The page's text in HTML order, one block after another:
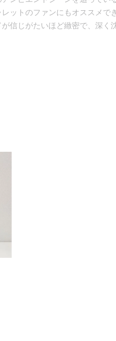
ットのファンにもオススメ
信じがたいほど緻密で、深